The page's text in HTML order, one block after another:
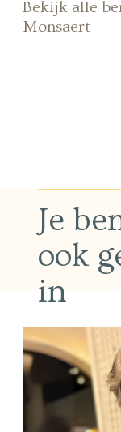
Bekijk alle
Monsaert
Je
ook
in